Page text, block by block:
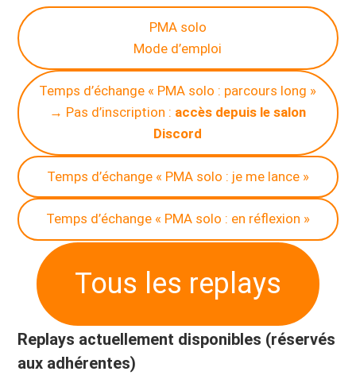
PMA solo
Mode d’emploi
Temps d’échange « PMA solo : parcours long »
→ Pas d’inscription : accès depuis le salon
Discord
Temps d’échange « PMA solo : je me lance »
Temps d’échange « PMA solo : en réflexion »
Tous les replays
Replays actuellement disponibles (réservés
aux adhérentes)